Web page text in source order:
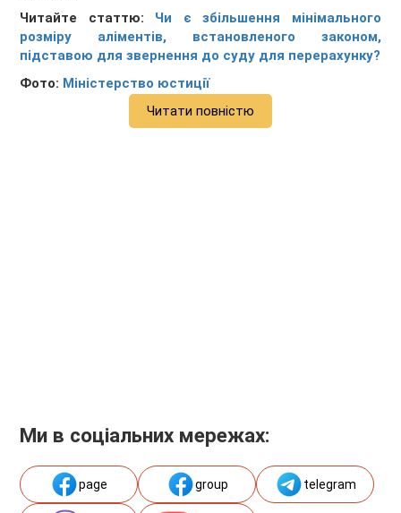
Читайте статтю: Чи є збільшення мінімального
розміру аліментів, встановленого законом,
підставою для звернення до суду для перерахунку?
Фото: Міністерство юстиції
Читати повністю
Ми в соціальних мережах:
page group telegram